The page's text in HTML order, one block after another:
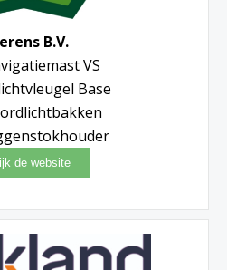
B.V.
VS
Base